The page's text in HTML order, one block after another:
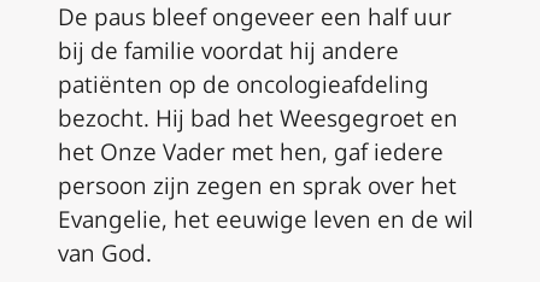
De paus bleef ongeveer een half uur
bij de familie voordat hij andere
patiënten op de oncologieafdeling
bezocht. Hij bad het Weesgegroet en
het Onze Vader met hen, gaf iedere
persoon zijn zegen en sprak over het
Evangelie, het eeuwige leven en de wil
van God.